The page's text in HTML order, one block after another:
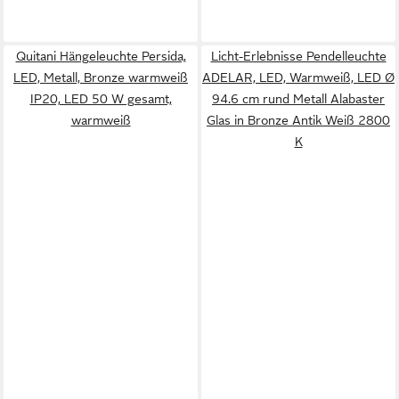
Quitani Hängeleuchte Persida,
LED, Metall, Bronze warmweiß
IP20, LED 50 W gesamt,
warmweiß
Licht-Erlebnisse Pendelleuchte
ADELAR, LED, Warmweiß, LED Ø
94.6 cm rund Metall Alabaster
Glas in Bronze Antik Weiß 2800
K